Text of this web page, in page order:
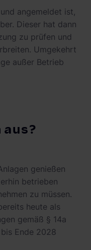
angemeldet ist,
Dieser hat dann
zu prüfen und
Umgekehrt
außer Betrieb
genießen
betrieben
zu müssen.
heute als
gemäß § 14a
Ende 2028